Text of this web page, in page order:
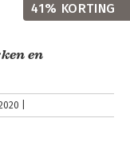
en
41% KORTING